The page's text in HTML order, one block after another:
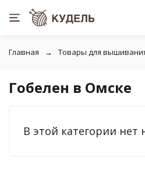
Главная Товары для
Гобелен в Омске
В этой категории нет